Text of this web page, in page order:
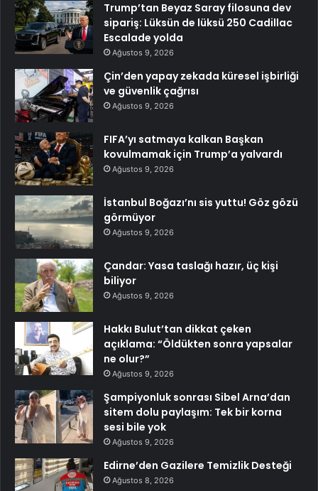
Trump’tan Beyaz Saray filosuna dev
sipariş: Lüksün de lüksü 250 Cadillac
Escalade yolda
Ağustos 9, 2026
Çin’den yapay zekada küresel işbirliği
ve güvenlik çağrısı
Ağustos 9, 2026
FIFA’yı satmaya kalkan Başkan
kovulmamak için Trump’a yalvardı
Ağustos 9, 2026
İstanbul Boğazı’nı sis yuttu! Göz gözü
görmüyor
Ağustos 9, 2026
Çandar: Yasa taslağı hazır, üç kişi
biliyor
Ağustos 9, 2026
Hakkı Bulut’tan dikkat çeken
açıklama: “Öldükten sonra yapsalar
ne olur?”
Ağustos 9, 2026
Şampiyonluk sonrası Sibel Arna’dan
sitem dolu paylaşım: Tek bir korna
sesi bile yok
Ağustos 9, 2026
Edirne’den Gazilere Temizlik Desteği
Ağustos 8, 2026